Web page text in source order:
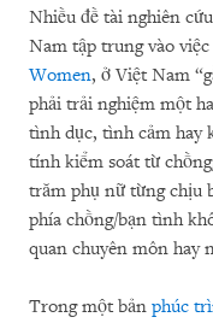
Nhiều đề tài nghiên
Nam tập trung vào
Women, ở Việt Nam
phải trải nghiệm một
tình dục, tình cảm hay
tính kiểm soát từ
trăm phụ nữ từng chịu
phía chồng/bạn tình
quan chuyên môn hay
Trong một bản phúc